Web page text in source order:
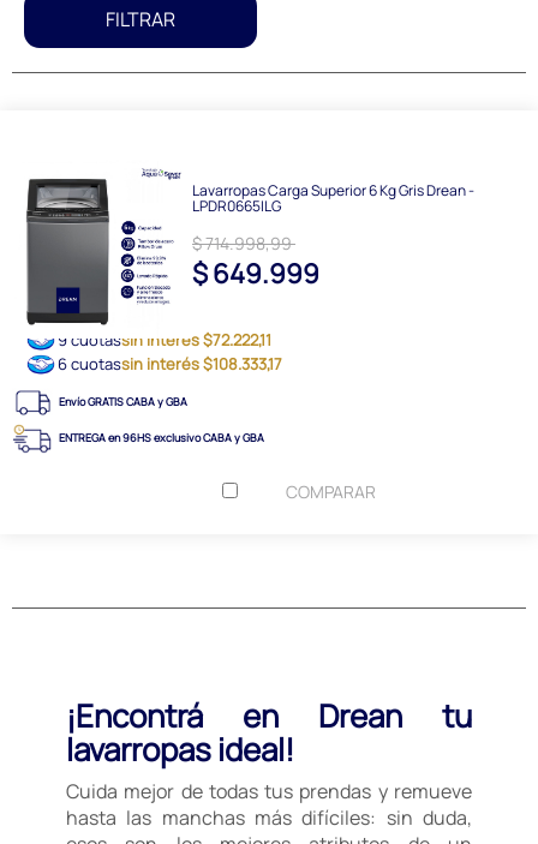
FILTRAR
Lavarropas Carga Superior 6 Kg Gris Drean -
LPDR0665ILG
$ 714.998,99
$ 649.999
9 cuotassin interés $72.222,11
6 cuotassin interés $108.333,17
Envío GRATIS CABA y GBA
ENTREGA en 96HS exclusivo CABA y GBA
COMPARAR
¡Encontrá en Drean tu
lavarropas ideal!
Cuida mejor de todas tus prendas y remueve
hasta las manchas más difíciles: sin duda,